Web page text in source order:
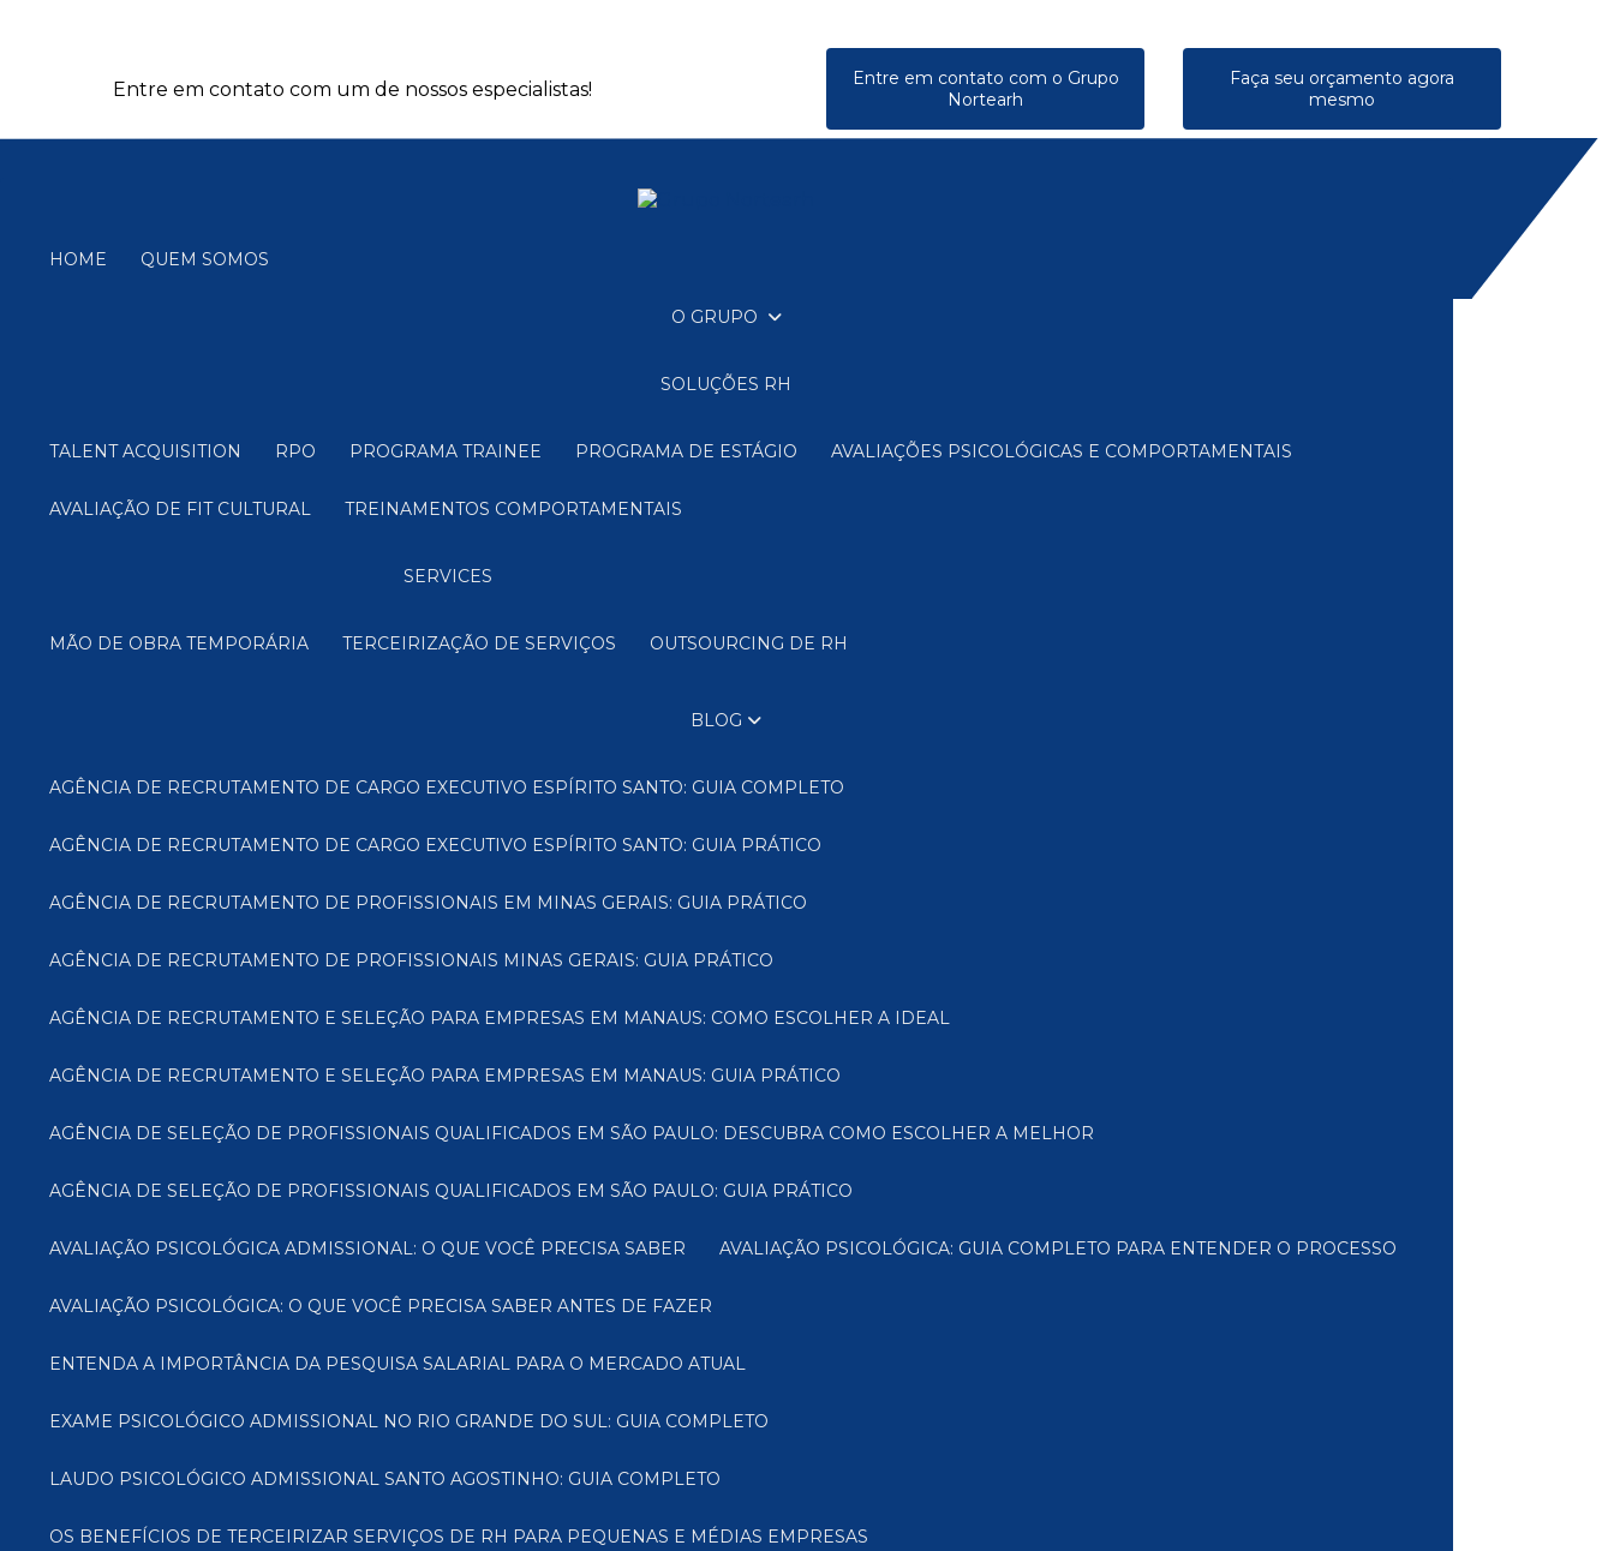
Entre em contato com um de nossos especialistas!
Entre em contato com o Grupo
Nortearh
Faça seu orçamento agora
mesmo
HOME QUEM SOMOS
O GRUPO
SOLUÇÕES RH
TALENT ACQUISITION RPO PROGRAMA TRAINEE PROGRAMA DE ESTÁGIO AVALIAÇÕES PSICOLÓGICAS E COMPORTAMENTAIS
AVALIAÇÃO DE FIT CULTURAL TREINAMENTOS COMPORTAMENTAIS
SERVICES
MÃO DE OBRA TEMPORÁRIA TERCEIRIZAÇÃO DE SERVIÇOS OUTSOURCING DE RH
BLOG
AGÊNCIA DE RECRUTAMENTO DE CARGO EXECUTIVO ESPÍRITO SANTO: GUIA COMPLETO
AGÊNCIA DE RECRUTAMENTO DE CARGO EXECUTIVO ESPÍRITO SANTO: GUIA PRÁTICO
AGÊNCIA DE RECRUTAMENTO DE PROFISSIONAIS EM MINAS GERAIS: GUIA PRÁTICO
AGÊNCIA DE RECRUTAMENTO DE PROFISSIONAIS MINAS GERAIS: GUIA PRÁTICO
AGÊNCIA DE RECRUTAMENTO E SELEÇÃO PARA EMPRESAS EM MANAUS: COMO ESCOLHER A IDEAL
AGÊNCIA DE RECRUTAMENTO E SELEÇÃO PARA EMPRESAS EM MANAUS: GUIA PRÁTICO
AGÊNCIA DE SELEÇÃO DE PROFISSIONAIS QUALIFICADOS EM SÃO PAULO: DESCUBRA COMO ESCOLHER A MELHOR
AGÊNCIA DE SELEÇÃO DE PROFISSIONAIS QUALIFICADOS EM SÃO PAULO: GUIA PRÁTICO
AVALIAÇÃO PSICOLÓGICA ADMISSIONAL: O QUE VOCÊ PRECISA SABER AVALIAÇÃO PSICOLÓGICA: GUIA COMPLETO PARA ENTENDER O PROCESSO
AVALIAÇÃO PSICOLÓGICA: O QUE VOCÊ PRECISA SABER ANTES DE FAZER
ENTENDA A IMPORTÂNCIA DA PESQUISA SALARIAL PARA O MERCADO ATUAL
EXAME PSICOLÓGICO ADMISSIONAL NO RIO GRANDE DO SUL: GUIA COMPLETO
LAUDO PSICOLÓGICO ADMISSIONAL SANTO AGOSTINHO: GUIA COMPLETO
OS BENEFÍCIOS DE TERCEIRIZAR SERVIÇOS DE RH PARA PEQUENAS E MÉDIAS EMPRESAS